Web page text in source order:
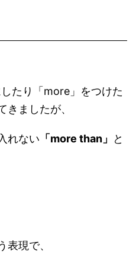
たり「more」をつけた
きましたが、
れない 「more than」
と
表現で、